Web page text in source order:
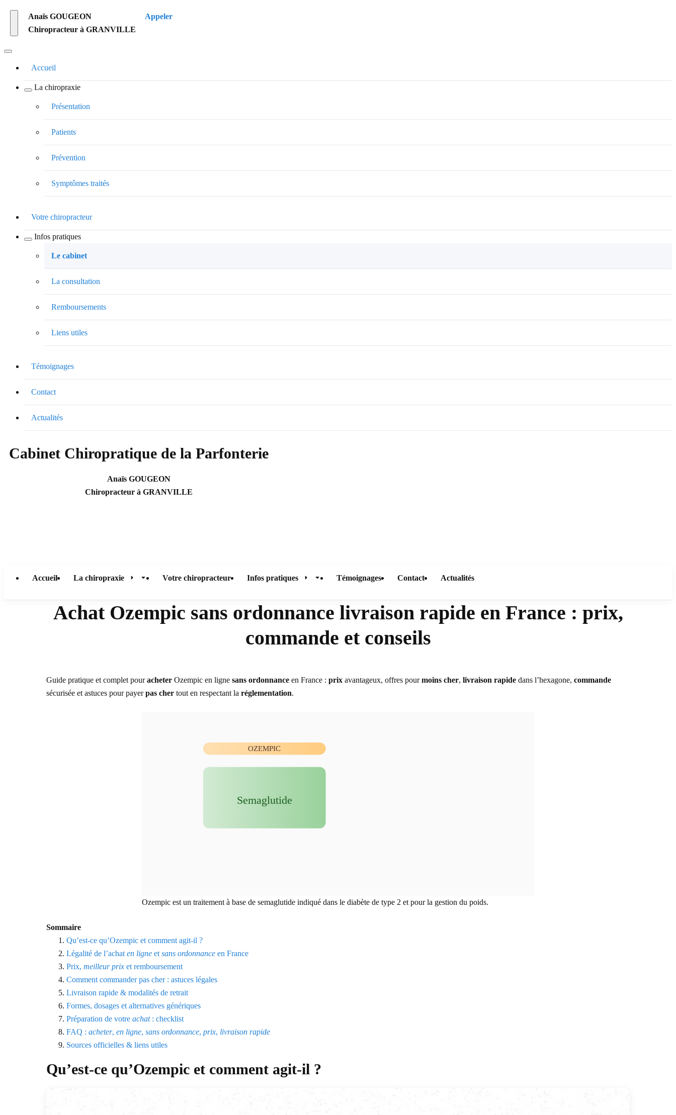
Anaïs GOUGEON
Chiropracteur à GRANVILLE
Appeler
Accueil
La chiropraxie
Présentation
Patients
Prévention
Symptômes traités
Votre chiropracteur
Infos pratiques
Le cabinet
La consultation
Remboursements
Liens utiles
Témoignages
Contact
Actualités
Cabinet Chiropratique de la Parfonterie
Anaïs GOUGEON
Chiropracteur à GRANVILLE
Accueil La chiropraxie
Présentation
Symptômes traités
Votre chiropracteur Infos pratiques
Le cabinet
La consultation
Liens utiles
Témoignages Contact Actualités
Achat Ozempic sans ordonnance livraison rapide en France : prix,
commande et conseils
Guide pratique et complet pouracheter Ozempic en ligne sans ordonnance en France : prix avantageux, offres pourmoins cher, livraison rapide dans l’hexagone, commande
sécurisée et astuces pour payerpas cher tout en respectant la réglementation.
OZEMPIC
Semaglutide
Ozempic est un traitement à base de semaglutide indiqué dans le diabète de type 2 et pour la gestion du poids.
Sommaire
Qu’est-ce qu’Ozempic et comment agit-il ?
Légalité de l’achat en ligne et sans ordonnance en France
Prix, meilleur prix et remboursement
Comment commander pas cher : astuces légales
Livraison rapide & modalités de retrait
Formes, dosages et alternatives génériques
Préparation de votre achat: checklist
FAQ : acheter, en ligne, sans ordonnance, prix, livraison rapide
Sources officielles & liens utiles
Qu’est-ce qu’Ozempic et comment agit-il ?